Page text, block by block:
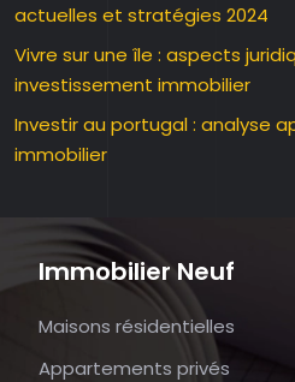
actuelles et stratégies 2024
Vivre sur une île : aspects
investissement immobilier
Investir au portugal : analyse
immobilier
Immobilier Neuf
Maisons résidentielles
Appartements privés